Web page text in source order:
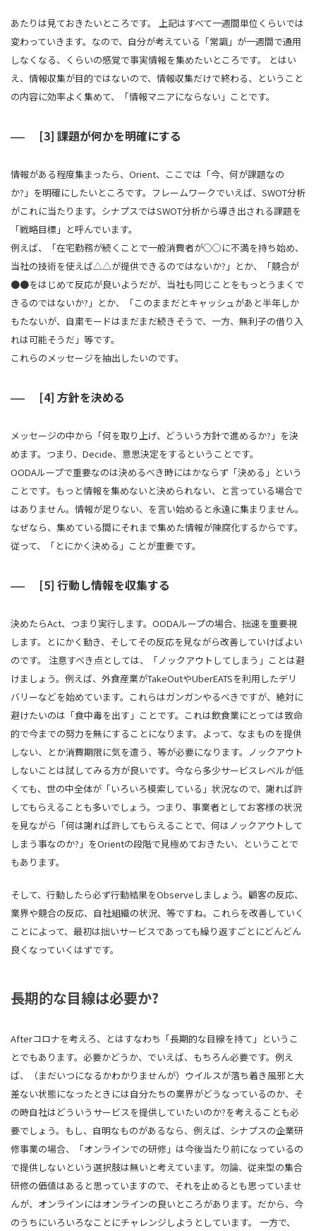
あたりは見ておきたいところです。 上記はすべて一週間単位くらいでは
変わっていきます。なので、自分が考えている「常識」が一週間で通用
しなくなる、くらいの感覚で事実情報を集めたいところです。 とはい
え、情報収集が目的ではないので、情報収集だけで終わる、ということ
の内容に効率よく集めて、「情報マニアにならない」ことです。
[3] 課題が何かを明確にする
情報がある程度集まったら、Orient、ここでは「今、何が課題なの
か?」を明確にしたいところです。フレームワークでいえば、SWOT分析
がこれに当たります。シナプスではSWOT分析から導き出される課題を
「戦略目標」と呼んでいます。
例えば、「在宅勤務が続くことで一般消費者が○○に不満を持ち始め、
当社の技術を使えば△△が提供できるのではないか?」とか、「競合が
●●をはじめて反応が良いようだが、当社も同じことをもっとうまくで
きるのではないか?」とか、「このままだとキャッシュがあと半年しか
もたないが、自粛モードはまだまだ続きそうで、一方、無利子の借り入
れは可能そうだ」等です。
これらのメッセージを抽出したいのです。
[4] 方針を決める
メッセージの中から「何を取り上げ、どういう方針で進めるか?」を決
めます。つまり、Decide、意思決定をするということです。
OODAループで重要なのは決めるべき時にはかならず「決める」という
ことです。もっと情報を集めないと決められない、と言っている場合で
はありません。情報が足りない、を言い始めると永遠に集まりません。
なぜなら、集めている間にそれまで集めた情報が陳腐化するからです。
従って、「とにかく決める」ことが重要です。
[5] 行動し情報を収集する
決めたらAct、つまり実行します。OODAループの場合、拙速を重要視
します。とにかく動き、そしてその反応を見ながら改善していけばよい
のです。 注意すべき点としては、「ノックアウトしてしまう」ことは避
けましょう。例えば、外食産業がTakeOutやUberEATSを利用したデリ
バリーなどを始めています。これらはガンガンやるべきですが、絶対に
避けたいのは「食中毒を出す」ことです。これは飲食業にとっては致命
的で今までの努力を無にすることになります。よって、なまものを提供
しない、とか消費期限に気を遣う、等が必要になります。ノックアウト
しないことは試してみる方が良いです。今なら多少サービスレベルが低
くても、世の中全体が「いろいろ模索している」状況なので、謝れば許
してもらえることも多いでしょう。つまり、事業者としてお客様の状況
を見ながら「何は謝れば許してもらえることで、何はノックアウトして
しまう事なのか?」をOrientの段階で見極めておきたい、ということで
もあります。
そして、行動したら必ず行動結果をObserveしましょう。顧客の反応、
業界や競合の反応、自社組織の状況、等ですね。これらを改善していく
ことによって、最初は拙いサービスであっても繰り返すごとにどんどん
良くなっていくはずです。
長期的な目線は必要か?
Afterコロナを考えろ、とはすなわち「長期的な目線を持て」というこ
とでもあります。必要かどうか、でいえば、もちろん必要です。例え
ば、（まだいつになるかわかりませんが）ウイルスが落ち着き風邪と大
差ない状態になったときには自分たちの業界がどうなっているのか、そ
の時自社はどういうサービスを提供していたいのか?を考えることも必
要でしょう。もし、自明なものがあるなら、例えば、シナプスの企業研
修事業の場合、「オンラインでの研修」は今後当たり前になっているの
で提供しないという選択肢は無いと考えています。勿論、従来型の集合
研修の価値はあると思っていますので、それを止めるとも思っていませ
んが、オンラインにはオンラインの良いところがあります。だから、今
のうちにいろいろなことにチャレンジしようとしています。 一方で、